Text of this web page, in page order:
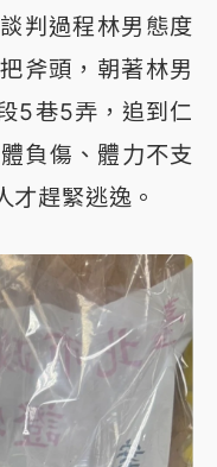
判過程林男態度
斧頭，朝著林男
5巷5弄，追到仁
負傷、體力不支
才趕緊逃逸。